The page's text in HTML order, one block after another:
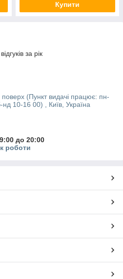
Купити
за рік
(Пункт видачі працює: пн-
10-16 00) , Київ, Україна
до 20:00
роботи